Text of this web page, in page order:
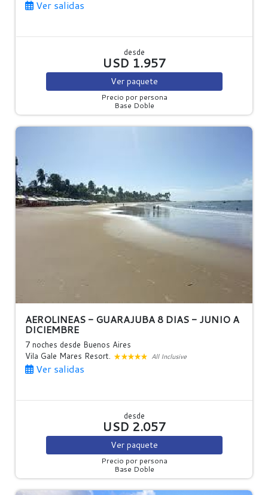
Ver salidas
desde
USD 1.957
Ver paquete
Precio por persona
Base Doble
AEROLINEAS - GUARAJUBA 8 DIAS - JUNIO A
DICIEMBRE
7 noches desde Buenos Aires
Vila Gale Mares Resort.
All Inclusive
Ver salidas
desde
USD 2.057
Ver paquete
Precio por persona
Base Doble